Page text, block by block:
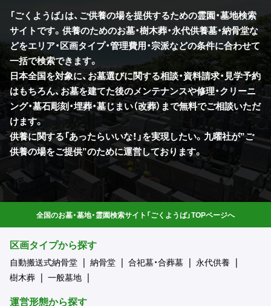
「ごくようば」は、ご供養の場を提供するための霊園・墓地検索
サイトです。供養のためのお墓・樹木葬・永代供養墓・納骨堂な
どをエリア・区画タイプ・管理費用・宗派などの条件に合わせて
一括で検索できます。
日本全国を対象に、お墓選びに関する相談・資料請求・見学予約
はもちろん、お墓を建てた後のメンテナンスや修理・クリーニ
ング・墓石彫刻・埋葬・墓じまい（改葬）まで無料でご相談いただ
けます。
供養に関する「あったらいいな！」を実現したい。九曜社が”ご
供養の場をご提供”のために運営しております。
全国のお墓・墓地・霊園検索サイト「ごくようば」TOPページへ
区画タイプから探す
自動搬送式納骨堂 納骨堂 合祀墓・合葬墓
永代供養
樹木葬
一般墓地
運営形態から探す